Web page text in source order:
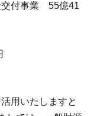
付事業
55億41
用いたしますと